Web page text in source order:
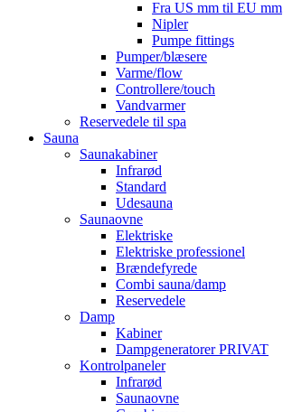
Fra US mm til EU mm
Nipler
Pumpe fittings
Pumper/blæsere
Varme/flow
Controllere/touch
Vandvarmer
Reservedele til spa
Sauna
Saunakabiner
Infrarød
Standard
Udesauna
Saunaovne
Elektriske
Elektriske professionel
Brændefyrede
Combi sauna/damp
Reservedele
Damp
Kabiner
Dampgeneratorer PRIVAT
Kontrolpaneler
Infrarød
Saunaovne